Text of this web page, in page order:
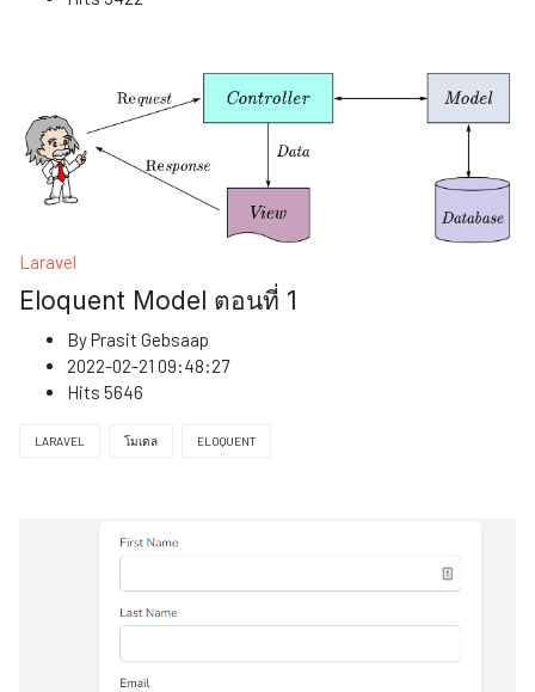
Laravel
Eloquent Model ตอนที่ 1
ByPrasit Gebsaap
2022-02-21 09:48:27
Hits 5646
LARAVEL โมเดล ELOQUENT